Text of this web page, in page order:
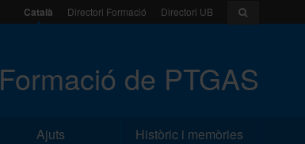
Català Directori Formació Directori UB
Formació de PTGAS
Ajuts Històric i memòries